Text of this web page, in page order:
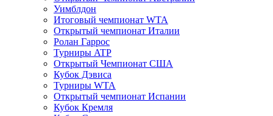
Уимблдон
Итоговый чемпионат WTA
Открытый чемпионат Италии
Ролан Гаррос
Турниры ATP
Открытый Чемпионат США
Кубок Дэвиса
Турниры WTA
Открытый чемпионат Испании
Кубок Кремля